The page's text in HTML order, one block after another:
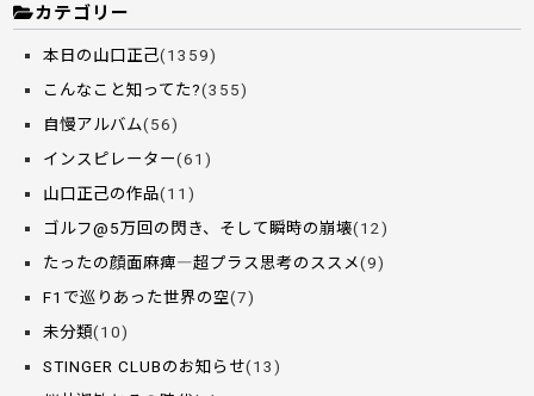
カテゴリー
本日の山口正己(1359)
こんなこと知ってた?(355)
自慢アルバム(56)
インスピレーター(61)
山口正己の作品(11)
ゴルフ@5万回の閃き、そして瞬時の崩壊(12)
たったの顔面麻痺―超プラス思考のススメ(9)
F1で巡りあった世界の空(7)
未分類(10)
STINGER CLUBのお知らせ(13)